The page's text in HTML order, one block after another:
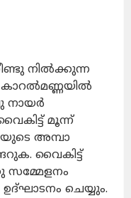
നിൽക്കുന്ന
കാറൽമണ്ണയിൽ
നായർ
മൂന്ന്
അമ്പാ
വൈകിട്ട്
ചെയ്യും.